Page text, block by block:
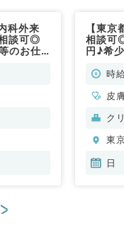
科外来
談可◎
のお仕
【東
相談可
円♪希
科・時
皮
ク
東
日
>